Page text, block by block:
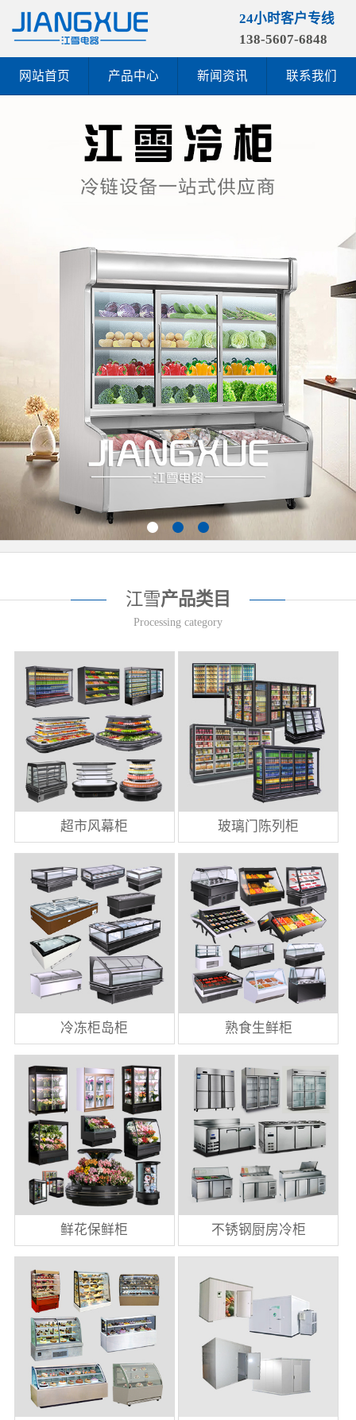
24小时客户专线
138-5607-6848
网站首页 产品中心 新闻资讯 联系我们
江雪产品类目
Processing category
超市风幕柜 玻璃门陈列柜
冷冻柜岛柜 熟食生鲜柜
鲜花保鲜柜 不锈钢厨房冷柜